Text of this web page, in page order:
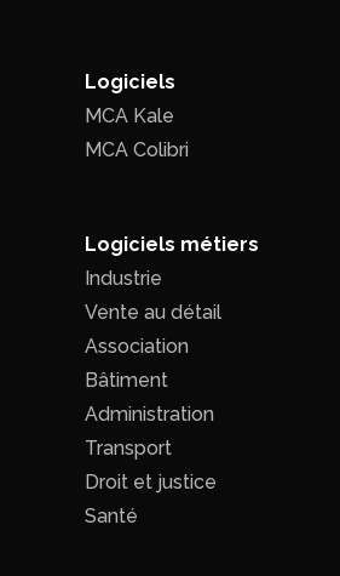
Logiciels
MCA Kale
MCA Colibri
Logiciels métiers
Industrie
Vente au détail
Association
Bâtiment
Administration
Transport
Droit et justice
Santé